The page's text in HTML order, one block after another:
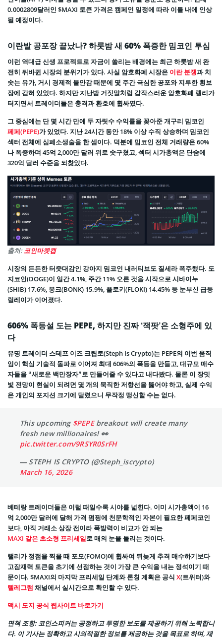
0.0002809달러인 $MAXI 토큰 가격은 캠페인 일정에 따라 이틀 내에 인상
될 예정이다.
이란발 공포장 끝났나? 하룻밤 새 60% 폭증한 밈코인 투심
이런 역대급 신생 프로젝트로 자금이 쏠리는 배경에는 최근 하룻밤 새 완
전히 뒤바뀐 시장의 분위기가 있다. 사실 암호화폐 시장은 이란 분쟁과 치
솟는 유가, 거시 경제적 불안감 때문에 몇 주간 극심한 공포와 지루한 횡보
장에 갇혀 있었다. 하지만 지난밤 거짓말처럼 갑작스러운 암호화폐 랠리가
터지면서 트레이더들은 충격과 환호에 휩싸였다.
그 중심에는 단 몇 시간 만에 두 자릿수 수익률을 꽂아준 개구리 밈코인
페페(PEPE)가 있었다. 지난 24시간 동안 18% 이상 수직 상승하며 밈코인
섹터 전체에 심폐소생술을 한 셈이다. 덕분에 밈코인 전체 거래량은 60%
나 폭증하며 45억 2,000만 달러 위로 솟구쳤고, 섹터 시가총액은 단숨에
320억 달러 수준을 되찾았다.
출처:코인마켓캡
시장의 든든한 터줏대감인 강아지 밈코인 내러티브도 질세라 폭주했다. 도
지코인(DOGE)이 일간 4.1%, 주간 11% 오른 것을 시작으로 시바이누
(SHIB) 17.6%, 봉크(BONK) 15.9%, 플로키(FLOKI) 14.45% 등 눈부신 급등
릴레이가 이어졌다.
606% 폭등설 도는 PEPE, 하지만 진짜 ‘잭팟’은 소형주에 있
다
유명 트레이더 스테프 이즈 크립토(Steph Is Crypto)는 PEPE의 이번 움직
임이 핵심 기술적 돌파로 이어져 최대 606%의 폭등을 만들고, 대규모 매수
자들을 “새로운 백만장자”로 만들어줄 수 있다고 내다봤다. 물론 이 장밋
빛 전망이 현실이 되려면 몇 개의 묵직한 저항선을 뚫어야 하고, 실제 수익
은 개인의 포지션 크기에 달렸으니 무작정 맹신할 수는 없다.
This upcoming $PEPEbreakout will create many
fresh new millionaires! 👀
pic.twitter.com/9RSYR0SrFH
— STEPH IS CRYPTO (@Steph_iscrypto)
March 16, 2026
베테랑 트레이더들은 이럴 때일수록 시야를 넓힌다. 이미 시가총액이 16
억 2,000만 달러에 달해 가격 펌핑에 천문학적인 자본이 필요한 페페코인
보다, 아직 거래소 상장 전이라 폭발력이 비교가 안 되는
MAXI 같은 초소형 프리세일로 매의 눈을 돌리는 것이다.
랠리가 정점을 찍을 때 포모(FOMO)에 휩싸여 뒤늦게 추격 매수하기보다
고잠재력 토큰을 초기에 선점하는 것이 가장 큰 수익을 내는 정석이기 때
문이다. $MAXI의 마지막 프리세일 단계와 론칭 계획은 공식 X(트위터)와
텔레그램 채널에서 실시간으로 확인할 수 있다.
맥시 도지 공식 웹사이트 바로가기
면책 조항: 코인스피커는 공정하고 투명한 보도를 제공하기 위해 노력합니
다. 이 기사는 정확하고 시의적절한 정보를 제공하는 것을 목표로 하며, 재